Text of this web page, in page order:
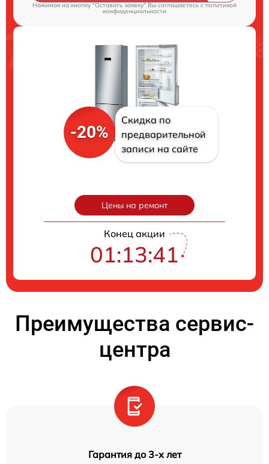
Нажимая на кнопку "Оставить заявку" Вы соглашаетесь cполитикой
конфиденциальности
-20%
Скидка по
предварительной
записи на сайте
Цены на ремонт
Конец акции
01:13:40
Преимущества сервис-
центра
Гарантия до 3-х лет